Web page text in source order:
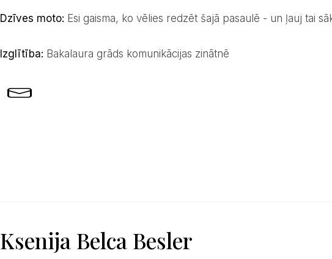
Dzīves moto: Esi gaisma, ko vēlies redzēt šajā pasaulē - un ļauj tai
Izglītība: Bakalaura grāds komunikācijas zinātnē
Ksenija Belca Besler